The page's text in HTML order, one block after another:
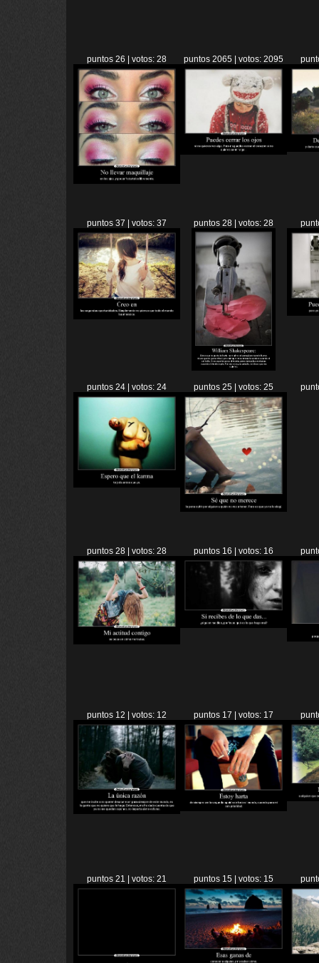
puntos 26 | votos: 28 puntos 2065 | votos: 2095
puntos 37 | votos: 37 puntos 28 | votos: 28
puntos 24 | votos: 24 puntos 25 | votos: 25
puntos 28 | votos: 28 puntos 16 | votos: 16
puntos 12 | votos: 12 puntos 17 | votos: 17
puntos 21 | votos: 21 puntos 15 | votos: 15